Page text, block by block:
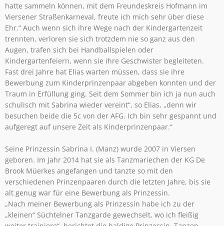
hatte sammeln können, mit dem Freundeskreis Hofmann im
Viersener Straßenkarneval, freute ich mich sehr über diese
Ehr.“ Auch wenn sich ihre Wege nach der Kindergartenzeit
trennten, verloren sie sich trotzdem nie so ganz aus den
Augen, trafen sich bei Handballspielen oder
Kindergartenfeiern, wenn sie ihre Geschwister begleiteten.
Fast drei Jahre hat Elias warten müssen, dass sie ihre
Bewerbung zum Kinderprinzenpaar abgeben konnten und der
Traum in Erfüllung ging. Seit dem Sommer bin ich ja nun auch
schulisch mit Sabrina wieder vereint“, so Elias, „denn wir
besuchen beide die 5c von der AFG. Ich bin sehr gespannt und
aufgeregt auf unsere Zeit als Kinderprinzenpaar.“
Seine Prinzessin Sabrina I. (Manz) wurde 2007 in Viersen
geboren. Im Jahr 2014 hat sie als Tanzmariechen der KG De
Brook Müerkes angefangen und tanzte so mit den
verschiedenen Prinzenpaaren durch die letzten Jahre, bis sie
alt genug war für eine Bewerbung als Prinzessin.
„Nach meiner Bewerbung als Prinzessin habe ich zu der
„kleinen“ Süchtelner Tanzgarde gewechselt, wo ich fleißig